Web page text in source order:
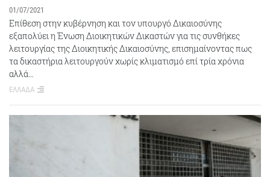
01/07/2021
Επίθεση στην κυβέρνηση και τον υπουργό Δικαιοσύνης
εξαπολύει η Ένωση Διοικητικών Δικαστών για τις συνθήκες
λειτουργίας της Διοικητικής Δικαιοσύνης, επισημαίνοντας πως
τα δικαστήρια λειτουργούν χωρίς κλιματισμό επί τρία χρόνια
αλλά…
ΕΛΛΑΔΑ